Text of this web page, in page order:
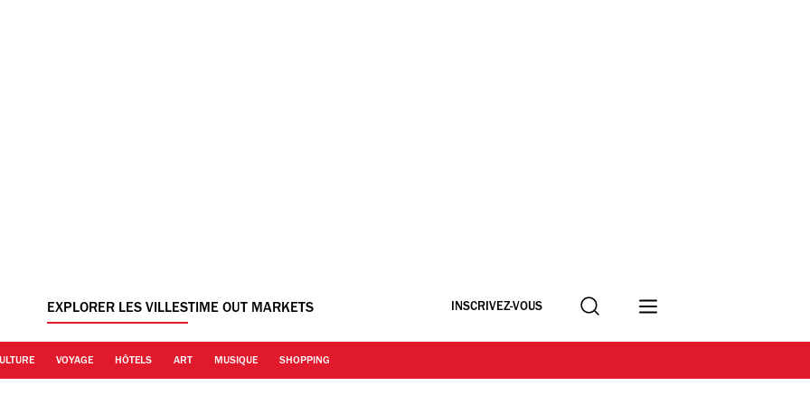
EXPLORER LES VILLESTIME OUT MARKETS INSCRIVEZ-VOUS Recherche
VOYAGE HÔTELS ART MUSIQUE SHOPPING